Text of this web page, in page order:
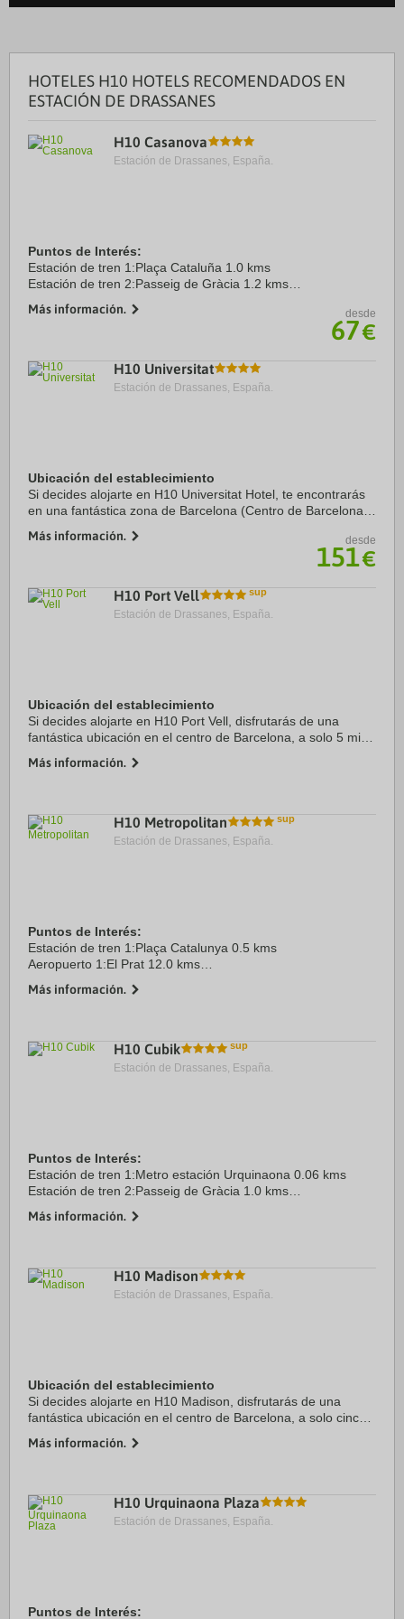
HOTELES H10 HOTELS RECOMENDADOS EN
ESTACIÓN DE DRASSANES
H10 Casanova
Estación de Drassanes, España.
Puntos de Interés:
Estación de tren 1:Plaça Cataluña 1.0 kms
Estación de tren 2:Passeig de Gràcia 1.2 kms
Puerto:Puerto de Barcelona 4.6 kms
Más información. desde
67€
H10 Universitat
Estación de Drassanes, España.
Ubicación del establecimiento
Si decides alojarte en H10 Universitat Hotel, te encontrarás
en una fantástica zona de Barcelona (Centro de Barcelona),
Catalunya. Además, este hotel ...
Más información. desde
151€
H10 Port Vell
Estación de Drassanes, España.
Ubicación del establecimiento
Si decides alojarte en H10 Port Vell, disfrutarás de una
fantástica ubicación en el centro de Barcelona, a solo 5 min
Barcelona. Además, este hotel de ...
Más información.
H10 Metropolitan
Estación de Drassanes, España.
Puntos de Interés:
Estación de tren 1:Plaça Catalunya 0.5 kms
Aeropuerto 1:El Prat 12.0 kms
Recinto ferial 1:Fira Barcelona 6.0 kms
Más información.
H10 Cubik
Estación de Drassanes, España.
Puntos de Interés:
Estación de tren 1:Metro estación Urquinaona 0.06 kms
Estación de tren 2:Passeig de Gràcia 1.0 kms
Puerto:Port de Barcelona 6.0 kms
Más información.
H10 Madison
Estación de Drassanes, España.
Ubicación del establecimiento
Si decides alojarte en H10 Madison, disfrutarás de una
fantástica ubicación en el centro de Barcelona, a solo cinco
Catalana. Además, este hotel ...
Más información.
H10 Urquinaona Plaza
Estación de Drassanes, España.
Puntos de Interés: